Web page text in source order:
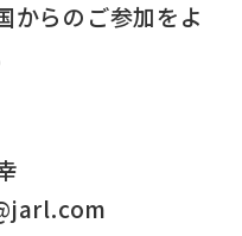
からのご参加をよ